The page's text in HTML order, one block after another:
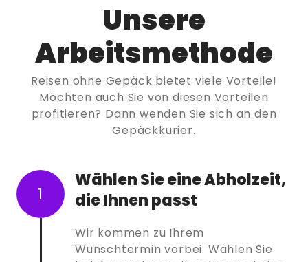
Unsere
Arbeitsmethode
Reisen ohne Gepäck bietet viele Vorteile!
Möchten auch Sie von diesen Vorteilen
profitieren? Dann wenden Sie sich an den
Gepäckkurier.
1
Wählen Sie eine Abholzeit,
die Ihnen passt
Wir kommen zu Ihrem
Wunschtermin vorbei. Wählen Sie